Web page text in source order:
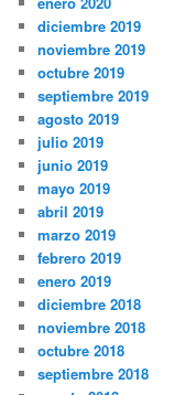
diciembre 2019
noviembre 2019
octubre 2019
septiembre 2019
agosto 2019
julio 2019
junio 2019
mayo 2019
abril 2019
marzo 2019
febrero 2019
enero 2019
diciembre 2018
noviembre 2018
octubre 2018
septiembre 2018